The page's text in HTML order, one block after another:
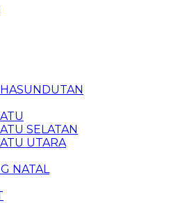
SELATAN
UTARA
NATAL